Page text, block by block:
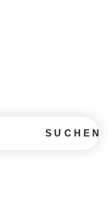
SUCHEN